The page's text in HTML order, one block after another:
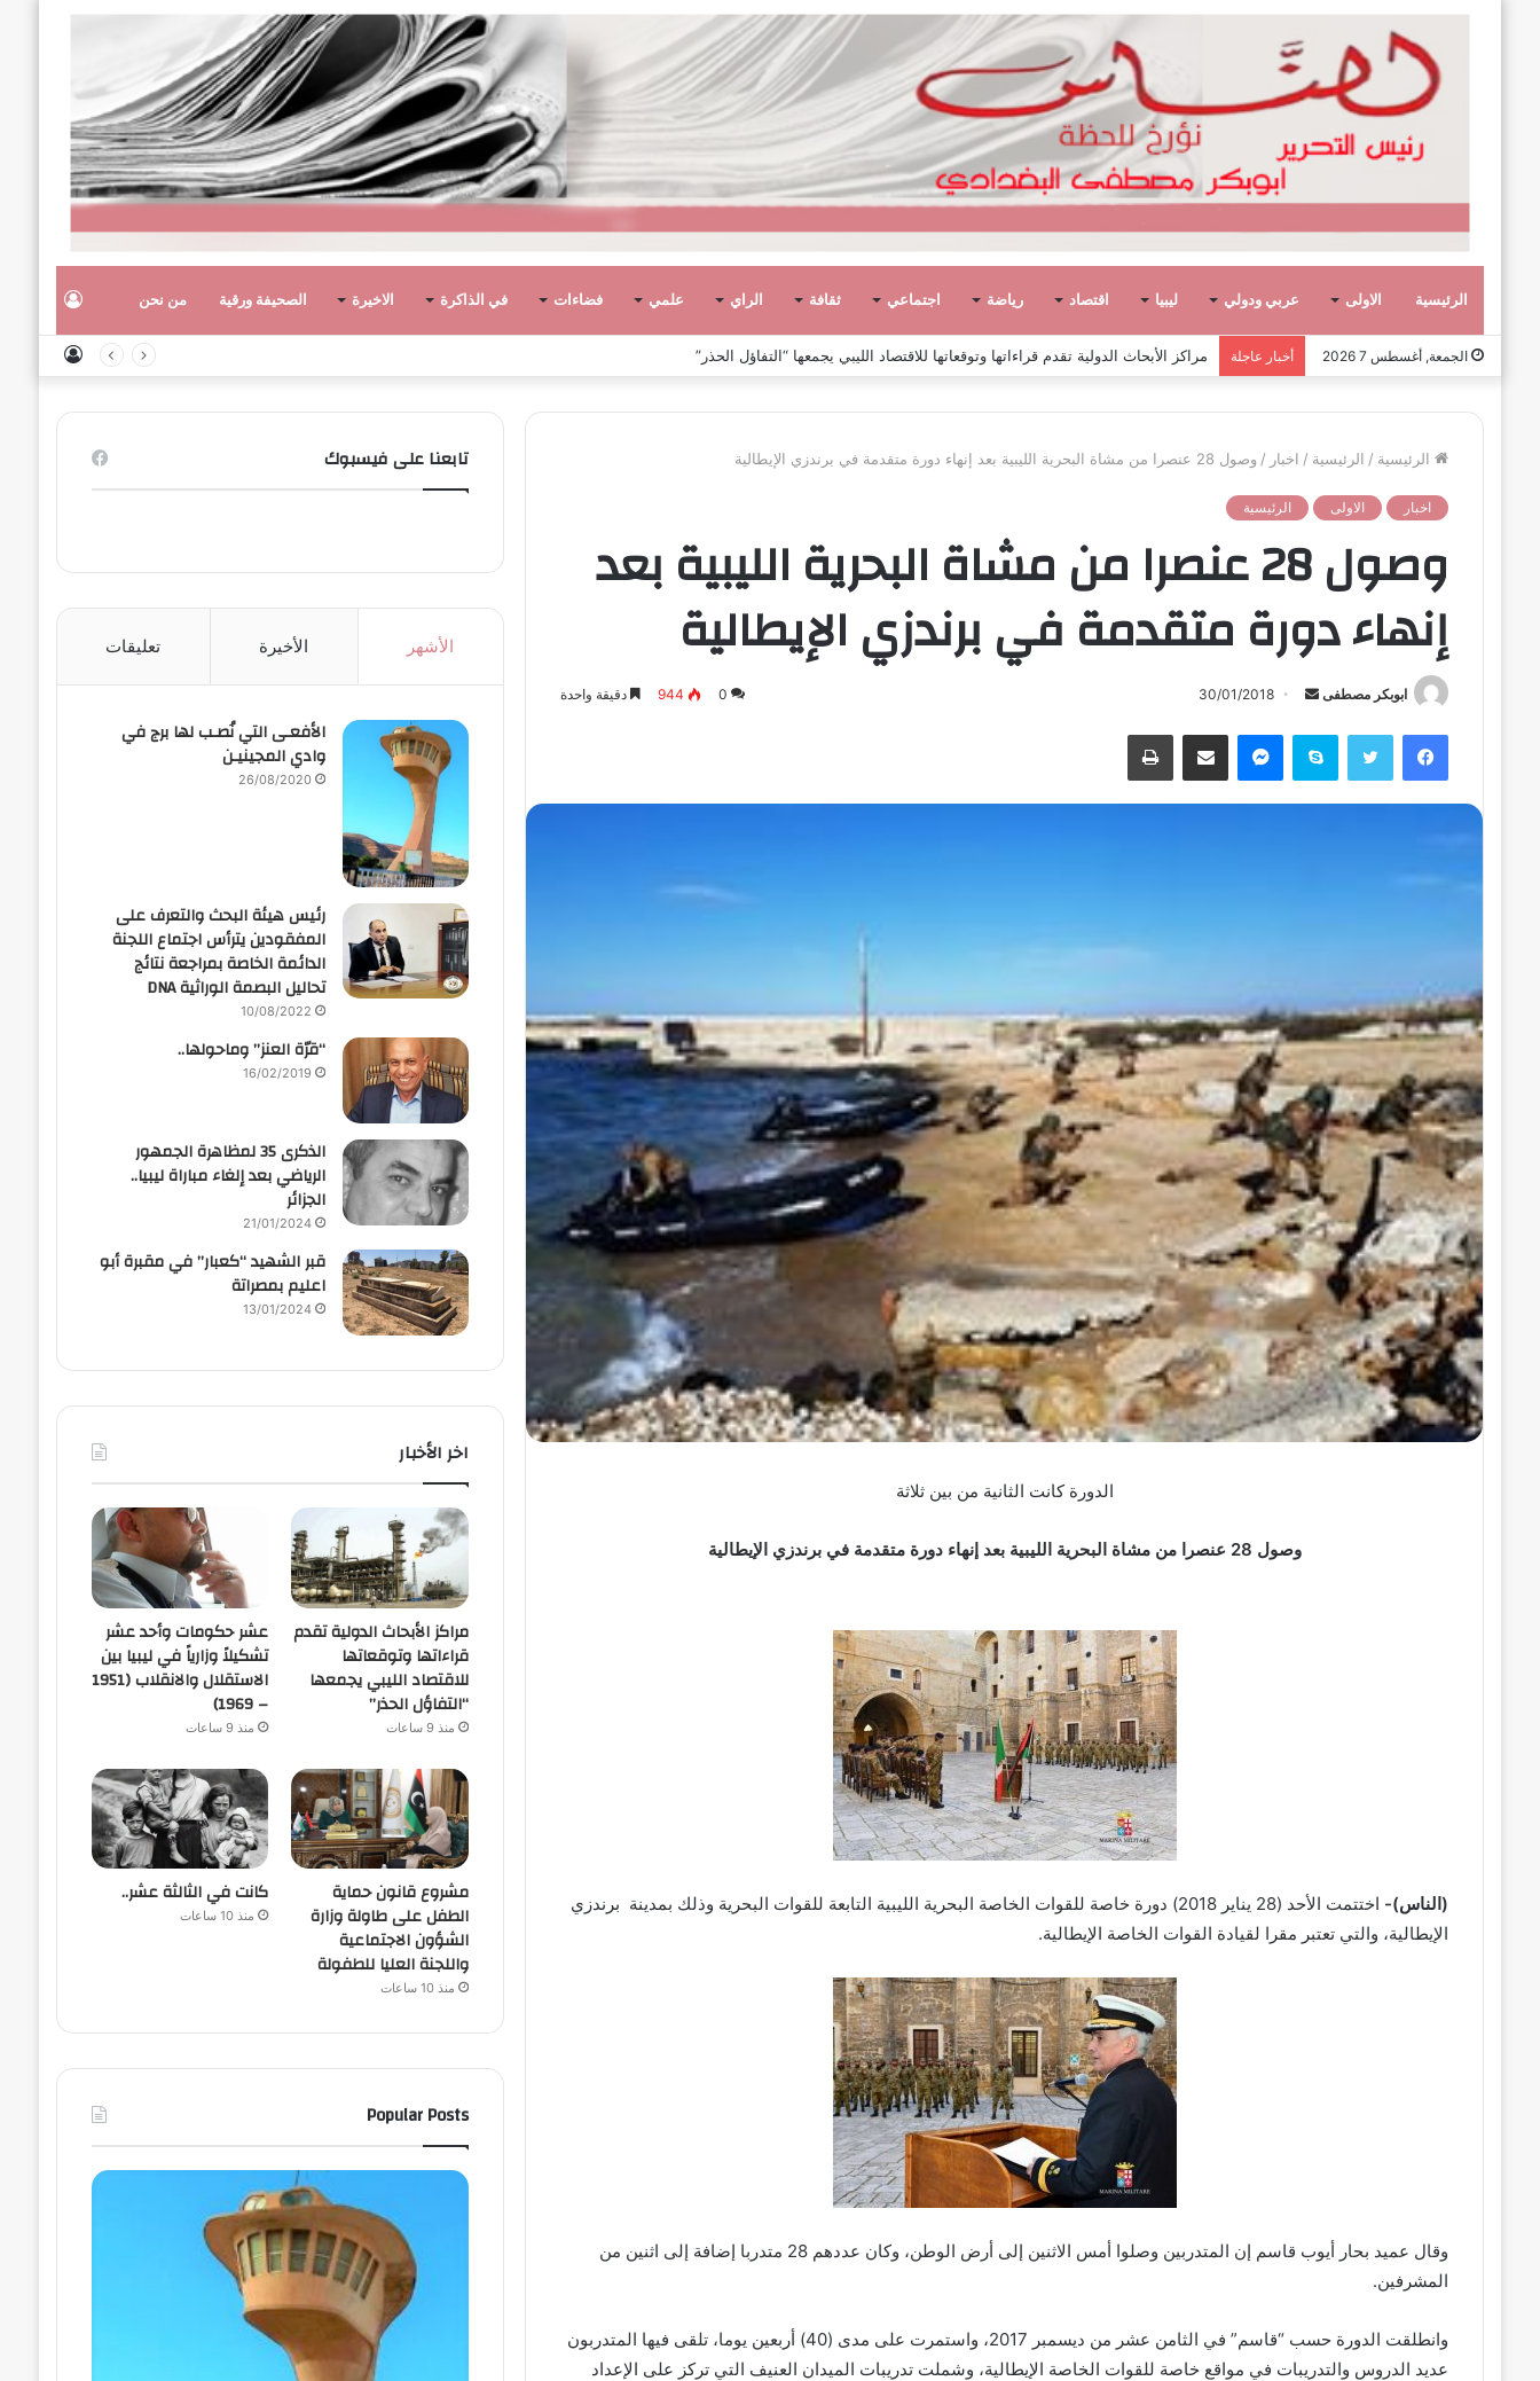
الرئيسية الاولى عربي ودولي ليبيا اقتصاد رياضة اجتماعي ثقافة الراي علمي فضاءات في الذاكرة الاخيرة الصحيفة ورقية من نحن
الجمعة, أغسطس 7 2026 أخبار عاجلة عشر حكومات وأحد عشر تشكيلاً وزارياً في ليبيا بين الاستقلال والانقلاب (1951 – 1969)
الرئيسية / الرئيسية / اخبار / وصول 28 عنصرا من مشاة البحرية الليبية بعد إنهاء دورة متقدمة في برندزي الإيطالية
اخبار الاولى الرئيسية
وصول 28 عنصرا من مشاة البحرية الليبية بعد
إنهاء دورة متقدمة في برندزي الإيطالية
ابوبكر مصطفى
أ
ب
ت
ر
و
ن
ي
ا
30/01/2018
0
944 دقيقة واحدة
فيسبوك تويتر سكايب ماسنجر مشاركة عبر البريد طباعة
الدورة كانت الثانية من بين ثلاثة
وصول 28 عنصرا من مشاة البحرية الليبية بعد إنهاء دورة متقدمة في برندزي الإيطالية
(الناس)-
اختتمت الأحد (28 يناير 2018) دورة خاصة للقوات الخاصة البحرية الليبية التابعة للقوات البحرية وذلك بمدينة برندزي
الإيطالية، والتي تعتبر مقرا لقيادة القوات الخاصة الإيطالية.
وقال عميد بحار أيوب قاسم إن المتدربين وصلوا أمس الاثنين إلى أرض الوطن، وكان عددهم 28 متدربا إضافة إلى اثنين من
المشرفين.
وانطلقت الدورة حسب “قاسم” في الثامن عشر من ديسمبر 2017، واستمرت على مدى (40) أربعين يوما، تلقى فيها المتدربون
عديد الدروس والتدريبات في مواقع خاصة للقوات الخاصة الإيطالية، وشملت تدريبات الميدان العنيف التي تركز على الإعداد
تابعنا على فيسبوك
الأشهر الأخيرة تعليقات
الأفعـى التي نُصـب لها برج في
وادي المجينيـن
26/08/2020
رئيس هيئة البحث والتعرف على
المفقودين يترأس اجتماع اللجنة
الدائمة الخاصة بمراجعة نتائج
تحاليل البصمة الوراثية DNA
10/08/2022
“قرّة العنز” وماحولها..
16/02/2019
الذكرى 35 لمظاهرة الجمهور
الرياضي بعد إلغاء مباراة ليبيا..
الجزائر
21/01/2024
قبر الشهيد “كعبار” في مقبرة أبو
اعليم بمصراتة
13/01/2024
اخر الأخبار
مراكز الأبحاث الدولية تقدم
قراءاتها وتوقعاتها
للاقتصاد الليبي يجمعها
“التفاؤل الحذر”
منذ 9 ساعات
عشر حكومات وأحد عشر
تشكيلاً وزارياً في ليبيا بين
الاستقلال والانقلاب (1951
– 1969)
منذ 9 ساعات
مشروع قانون حماية
الطفل على طاولة وزارة
الشؤون الاجتماعية
واللجنة العليا للطفولة
منذ 10 ساعات
كانت في الثالثة عشر..
منذ 10 ساعات
Popular Posts